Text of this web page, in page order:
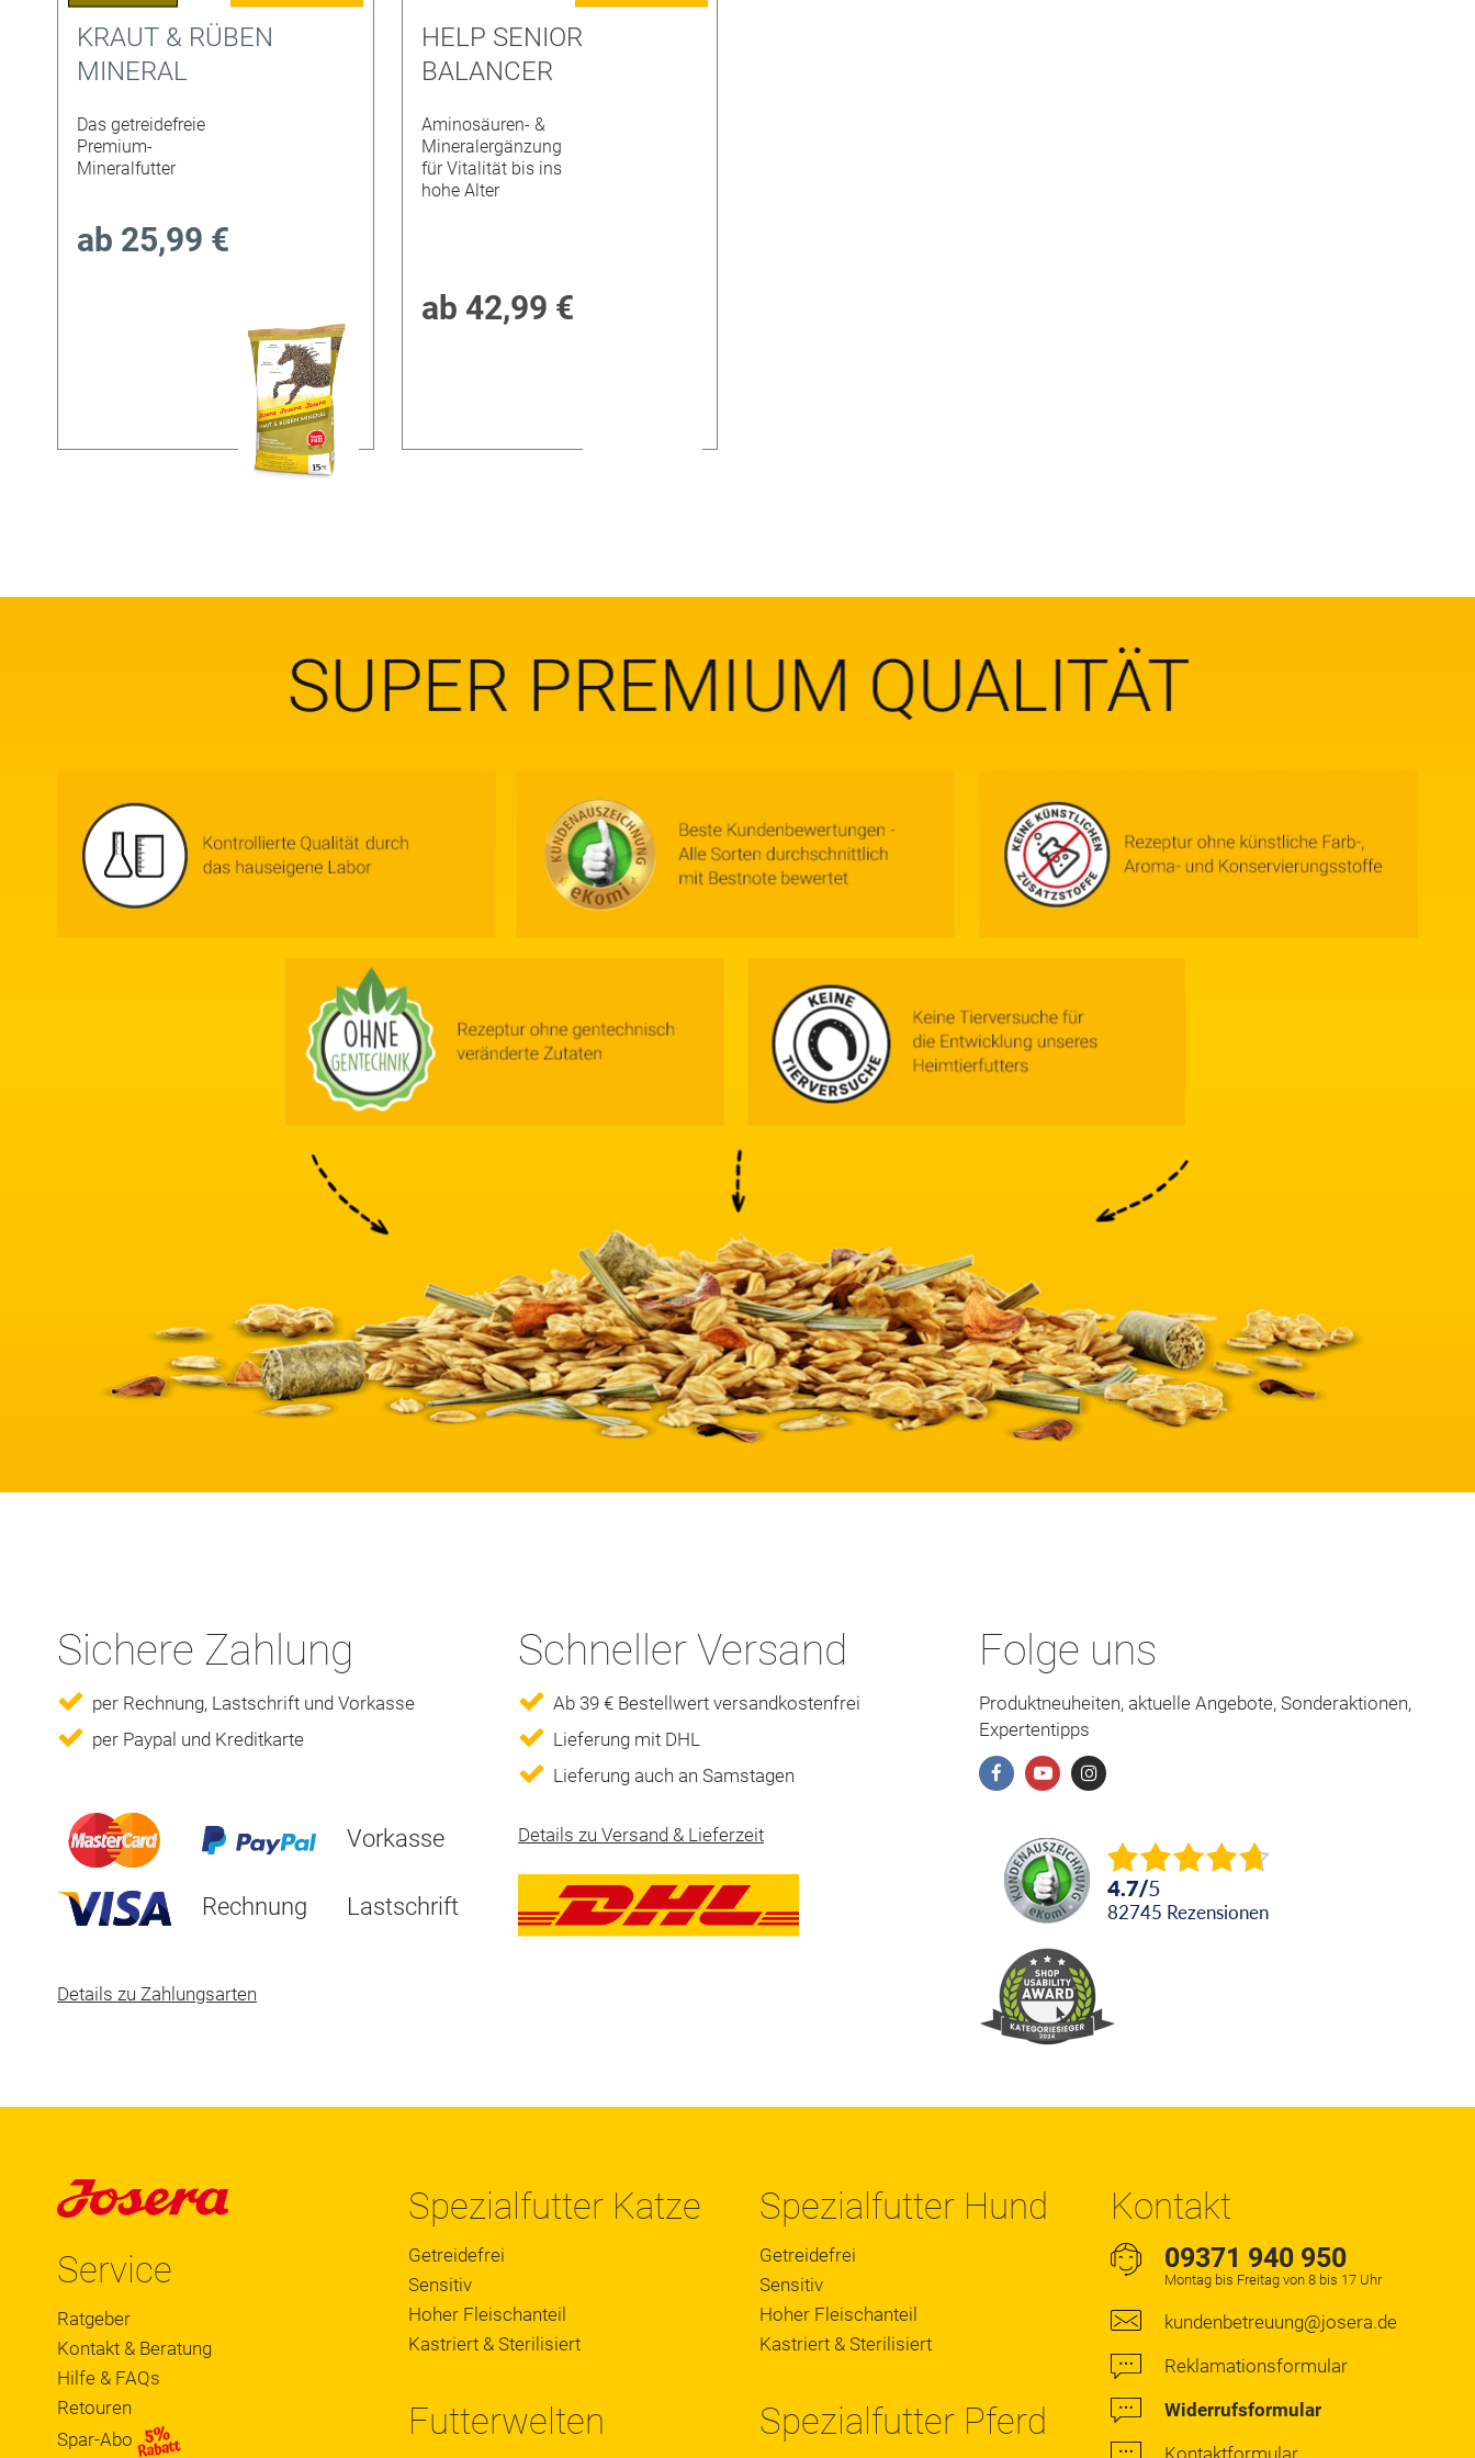
KRAUT & RÜBEN
MINERAL
Das getreidefreie
Premium-
Mineralfutter
ab 25,99 €
HELP SENIOR
BALANCER
Aminosäuren- &
Mineralergänzung
für Vitalität bis ins
hohe Alter
ab 42,99 €
Sichere Zahlung
per Rechnung, Lastschrift und Vorkasse
per Paypal und Kreditkarte
Vorkasse
Rechnung Lastschrift
Details zu Zahlungsarten
Schneller Versand
Ab 39 € Bestellwert versandkostenfrei
Lieferung mit DHL
Lieferung auch an Samstagen
Details zu Versand & Lieferzeit
Folge uns
Produktneuheiten, aktuelle Angebote, Sonderaktionen,
Expertentipps
4.7/5
82745 Rezensionen
Service
Ratgeber
Kontakt & Beratung
Hilfe & FAQs
Retouren
Spar-Abo
Spezialfutter Katze
Getreidefrei
Sensitiv
Hoher Fleischanteil
Kastriert & Sterilisiert
Futterwelten
Spezialfutter Hund
Getreidefrei
Sensitiv
Hoher Fleischanteil
Kastriert & Sterilisiert
Spezialfutter Pferd
Kontakt
09371 940 950
Montag bis Freitag von 8 bis 17 Uhr
kundenbetreuung@josera.de
Reklamationsformular
Widerrufsformular
Kontaktformular